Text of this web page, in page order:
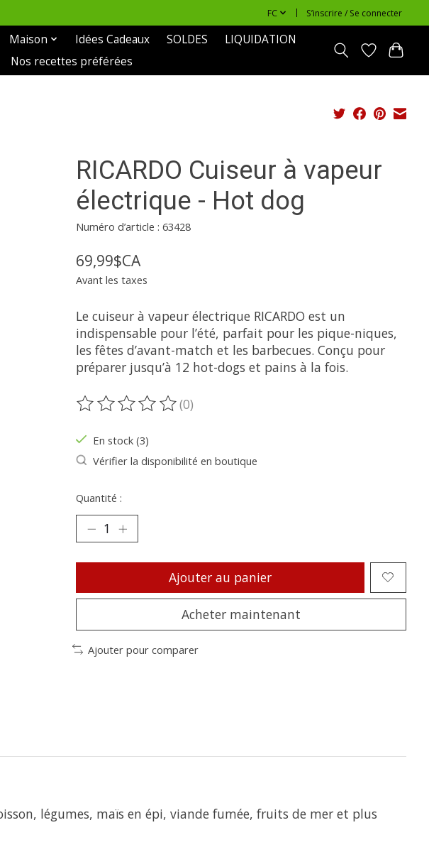
FC S’inscrire / Se connecter
Maison Idées Cadeaux SOLDES
LIQUIDATION
Nos recettes préférées
RICARDO Cuiseur à vapeur
électrique - Hot dog
Numéro d’article : 63428
69,99$CA
Avant les taxes
Le cuiseur à vapeur électrique RICARDO est un
indispensable pour l’été, parfait pour les pique-niques,
les fêtes d’avant-match et les barbecues. Conçu pour
préparer jusqu’à 12 hot-dogs et pains à la fois.
Ce produit est évalué à
(0)
En stock (3)
Vérifier la disponibilité en boutique
Quantité :
Ajouter au panier
Acheter maintenant
Ajouter pour comparer
légumes, maïs en épi, viande fumée, fruits de mer et plus